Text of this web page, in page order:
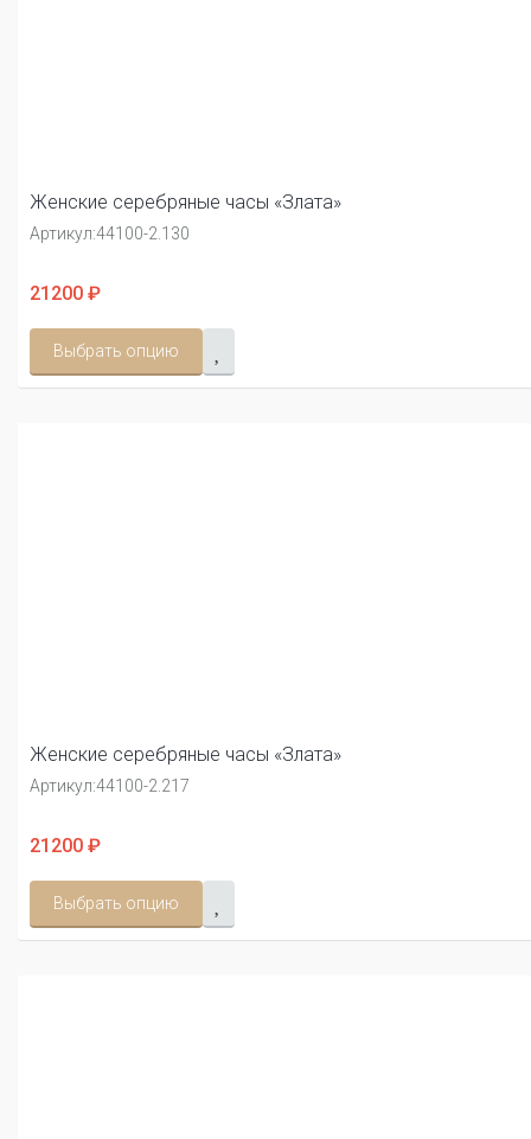
Женские серебряные часы «Злата»
Артикул:44100-2.130
21200 ₽
Выбрать опцию
Женские серебряные часы «Злата»
Артикул:44100-2.217
21200 ₽
Выбрать опцию